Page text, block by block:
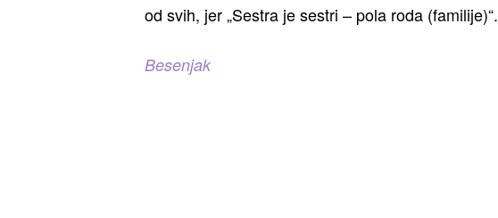
od svih, jer „Sestra je sestri – pola roda (familije)“.
Besenjak